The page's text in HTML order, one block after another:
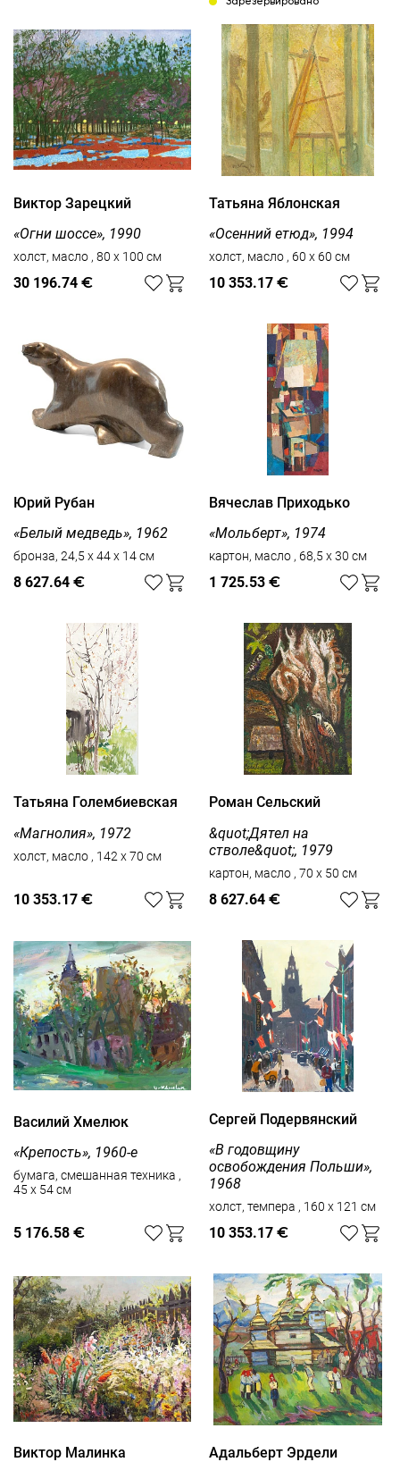
Виктор Зарецкий
«Огни шоссе», 1990
холст, масло , 80 x 100 см
30 196.74 €
Татьяна Яблонская
«Осенний етюд», 1994
холст, масло , 60 x 60 см
10 353.17 €
Юрий Рубан
«Белый медведь», 1962
бронза, 24,5 х 44 х 14 см
8 627.64 €
Вячеслав Приходько
«Мольберт», 1974
картон, масло , 68,5 x 30 см
1 725.53 €
Татьяна Голембиевская
«Магнолия», 1972
холст, масло , 142 x 70 см
10 353.17 €
Роман Сельский
&quot;Дятел на
стволе&quot;, 1979
картон, масло , 70 x 50 см
8 627.64 €
Василий Хмелюк
«Крепость», 1960-е
бумага, смешанная техника ,
45 x 54 см
5 176.58 €
Сергей Подервянский
«В годовщину
освобождения Польши»,
1968
холст, темпера , 160 x 121 см
10 353.17 €
Виктор Малинка
Адальберт Эрдели